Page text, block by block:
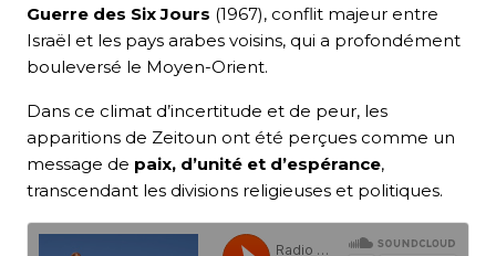
Guerre des Six Jours (1967), conflit majeur entre
Israël et les pays arabes voisins, qui a profondément
bouleversé le Moyen-Orient.
Dans ce climat d’incertitude et de peur, les
apparitions de Zeitoun ont été perçues comme un
message de paix, d’unité et d’espérance,
transcendant les divisions religieuses et politiques.